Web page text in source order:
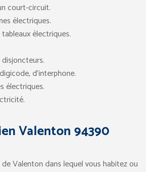
court-circuit.
électriques.
électriques.
d’interphone.
électriques.
Valenton 94390
Valenton dans lequel vous habitez ou